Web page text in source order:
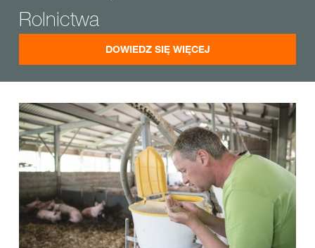
Rolnictwa
DOWIEDZ SIĘ WIĘCEJ